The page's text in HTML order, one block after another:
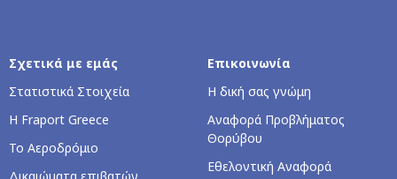
Σχετικά με εμάς
Στατιστικά Στοιχεία
Η Fraport Greece
Το Αεροδρόμιο
Επικοινωνία
Η δική σας γνώμη
Αναφορά Προβλήματος
Θορύβου
Εθελοντική Αναφορά